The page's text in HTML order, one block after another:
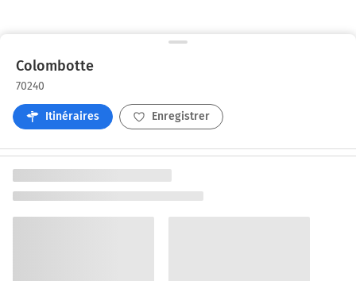
Colombotte
70240
Itinéraires Enregistrer